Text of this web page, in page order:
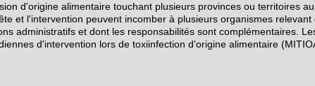
d'origine alimentaire touchant plusieurs provinces ou territoires au
et l'intervention peuvent incomber à plusieurs organismes relevant
administratifs et dont les responsabilités sont complémentaires.
d'intervention lors de toxi­infection d'origine alimentaire